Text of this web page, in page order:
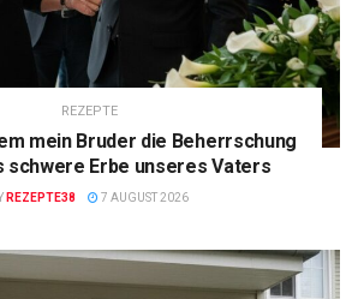
REZEPTE
mein Bruder die Beherrschung
schwere Erbe unseres Vaters
REZEPTE38 7 AUGUST 2026